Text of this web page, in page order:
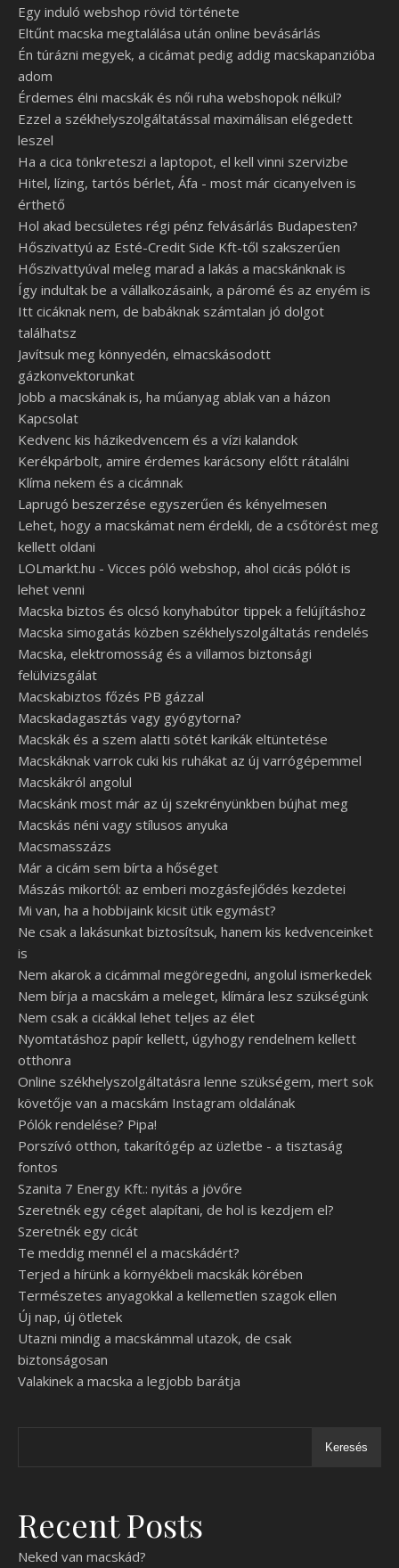
Egy induló webshop rövid története
Eltűnt macska megtalálása után online bevásárlás
Én túrázni megyek, a cicámat pedig addig macskapanzióba
adom
Érdemes élni macskák és női ruha webshopok nélkül?
Ezzel a székhelyszolgáltatással maximálisan elégedett
leszel
Ha a cica tönkreteszi a laptopot, el kell vinni szervizbe
Hitel, lízing, tartós bérlet, Áfa - most már cicanyelven is
érthető
Hol akad becsületes régi pénz felvásárlás Budapesten?
Hőszivattyú az Esté-Credit Side Kft-től szakszerűen
Hőszivattyúval meleg marad a lakás a macskánknak is
Így indultak be a vállalkozásaink, a páromé és az enyém is
Itt cicáknak nem, de babáknak számtalan jó dolgot
találhatsz
Javítsuk meg könnyedén, elmacskásodott
gázkonvektorunkat
Jobb a macskának is, ha műanyag ablak van a házon
Kapcsolat
Kedvenc kis házikedvencem és a vízi kalandok
Kerékpárbolt, amire érdemes karácsony előtt rátalálni
Klíma nekem és a cicámnak
Laprugó beszerzése egyszerűen és kényelmesen
Lehet, hogy a macskámat nem érdekli, de a csőtörést meg
kellett oldani
LOLmarkt.hu - Vicces póló webshop, ahol cicás pólót is
lehet venni
Macska biztos és olcsó konyhabútor tippek a felújításhoz
Macska simogatás közben székhelyszolgáltatás rendelés
Macska, elektromosság és a villamos biztonsági
felülvizsgálat
Macskabiztos főzés PB gázzal
Macskadagasztás vagy gyógytorna?
Macskák és a szem alatti sötét karikák eltüntetése
Macskáknak varrok cuki kis ruhákat az új varrógépemmel
Macskákról angolul
Macskánk most már az új szekrényünkben bújhat meg
Macskás néni vagy stílusos anyuka
Macsmasszázs
Már a cicám sem bírta a hőséget
Mászás mikortól: az emberi mozgásfejlődés kezdetei
Mi van, ha a hobbijaink kicsit ütik egymást?
Ne csak a lakásunkat biztosítsuk, hanem kis kedvenceinket
is
Nem akarok a cicámmal megöregedni, angolul ismerkedek
Nem bírja a macskám a meleget, klímára lesz szükségünk
Nem csak a cicákkal lehet teljes az élet
Nyomtatáshoz papír kellett, úgyhogy rendelnem kellett
otthonra
Online székhelyszolgáltatásra lenne szükségem, mert sok
követője van a macskám Instagram oldalának
Pólók rendelése? Pipa!
Porszívó otthon, takarítógép az üzletbe - a tisztaság
fontos
Szanita 7 Energy Kft.: nyitás a jövőre
Szeretnék egy céget alapítani, de hol is kezdjem el?
Szeretnék egy cicát
Te meddig mennél el a macskádért?
Terjed a hírünk a környékbeli macskák körében
Természetes anyagokkal a kellemetlen szagok ellen
Új nap, új ötletek
Utazni mindig a macskámmal utazok, de csak
biztonságosan
Valakinek a macska a legjobb barátja
Keresés
Recent Posts
Neked van macskád?